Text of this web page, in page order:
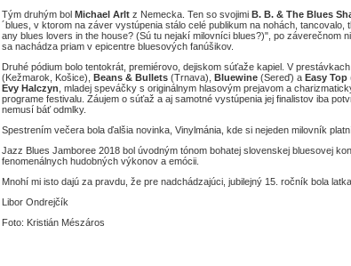
Tým druhým bol Michael Arlt z Nemecka. Ten so svojimi B. B. & The Blues
´blues, v ktorom na záver vystúpenia stálo celé publikum na nohách,
any blues lovers in the house? (Sú tu nejakí milovníci blues?)", po záverečnom
sa nachádza priam v epicentre bluesových fanúšikov.
Druhé pódium bolo tentokrát, premiérovo, dejiskom súťaže kapiel. V
(Kežmarok, Košice), Beans & Bullets(Trnava), Bluewine(Sereď) a Easy Top
Evy Halczyn , mladej speváčky s originálnym hlasovým prejavom a
programe festivalu. Záujem o súťaž a aj samotné vystúpenia jej finalistov iba
nemusí báť odmlky.
Spestrením večera bola ďalšia novinka, Vinylmánia, kde si nejeden milovník
Jazz Blues Jamboree 2018 bol úvodným tónom bohatej slovenskej bluesovej
fenomenálnych hudobných výkonov a emócii.
Mnohí mi isto dajú za pravdu, že pre nadchádzajúci, jubilejný 15. ročník bola
Libor Ondrejčík
Foto: Kristián Mészáros